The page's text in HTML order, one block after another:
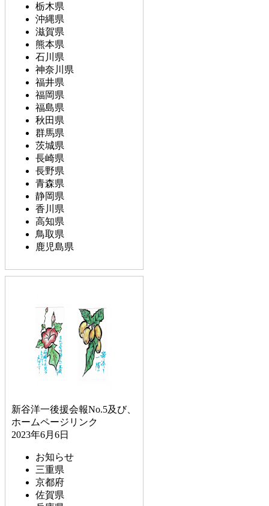
栃木県
沖縄県
滋賀県
熊本県
石川県
神奈川県
福井県
福岡県
福島県
秋田県
群馬県
茨城県
長崎県
長野県
青森県
静岡県
香川県
高知県
鳥取県
鹿児島県
新谷洋一後援会報No.5及び、
ホームページリンク
2023年6月6日
お知らせ
三重県
京都府
佐賀県